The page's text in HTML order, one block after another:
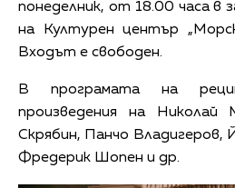
понеделник, от 18.00 часа в
на Културен център
Входът е свободен.
В програмата на
произведения на Николай
Скрябин, Панчо Владигеров,
Фредерик Шопен и др.